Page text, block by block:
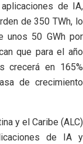
de IA,
de 350 TWh, lo
unos 50 GWh por
que para el año
crecerá en 165%
de crecimiento
y el Caribe (ALC)
de IA y